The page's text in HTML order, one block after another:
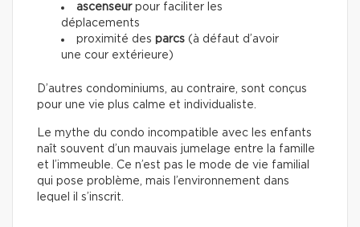
ascenseurpour faciliter les
déplacements
proximité des parcs (à défaut d’avoir
une cour extérieure)
D’autres condominiums, au contraire, sont conçus
pour une vie plus calme et individualiste.
Le mythe du condo incompatible avec les enfants
naît souvent d’un mauvais jumelage entre la famille
et l’immeuble. Ce n’est pas le mode de vie familial
qui pose problème, mais l’environnement dans
lequel il s’inscrit.